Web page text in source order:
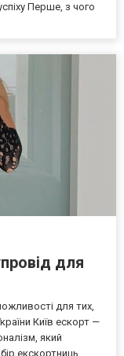
Перше, з чого
для
для тих,
Київ ескорт —
який
екскортниць